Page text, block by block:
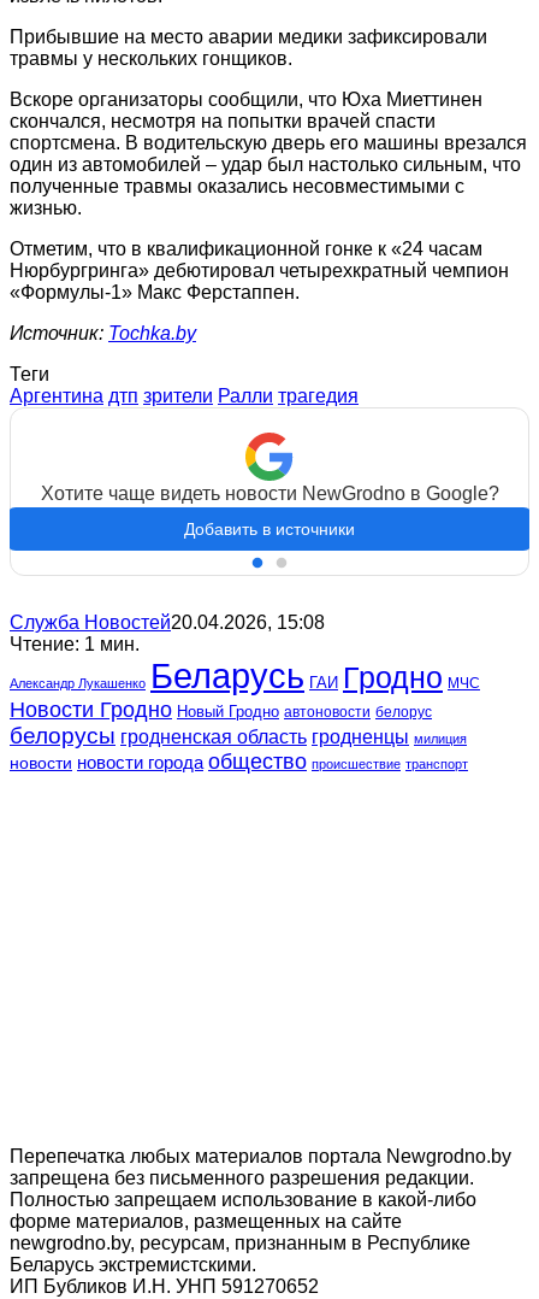
Прибывшие на место аварии медики зафиксировали
травмы у нескольких гонщиков.
Вскоре организаторы сообщили, что Юха Миеттинен
скончался, несмотря на попытки врачей спасти
спортсмена. В водительскую дверь его машины врезался
один из автомобилей – удар был настолько сильным, что
полученные травмы оказались несовместимыми с
жизнью.
Отметим, что в квалификационной гонке к «24 часам
Нюрбургринга» дебютировал четырехкратный чемпион
«Формулы-1» Макс Ферстаппен.
Источник: Tochka.by
Теги
Аргентина дтп зрители Ралли трагедия
Хотите чаще видеть новости NewGrodno в Google?
Добавить в источники
Служба Новостей20.04.2026, 15:08
Чтение: 1 мин.
Александр Лукашенко Беларусь ГАИ Гродно МЧС
Новости Гродно Новый Гродно автоновости белорус
белорусы гродненская область гродненцы милиция
новости новости города общество происшествие транспорт
Перепечатка любых материалов портала Newgrodno.by
запрещена без письменного разрешения редакции.
Полностью запрещаем использование в какой-либо
форме материалов, размещенных на сайте
newgrodno.by, ресурсам, признанным в Республике
Беларусь экстремистскими.
ИП Бубликов И.Н. УНП 591270652